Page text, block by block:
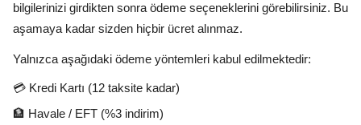
bilgilerinizi girdikten sonra ödeme seçeneklerini görebilirsiniz. Bu
aşamaya kadar sizden hiçbir ücret alınmaz.
Yalnızca aşağıdaki ödeme yöntemleri kabul edilmektedir:
💳 Kredi Kartı (12 taksite kadar)
🏦 Havale / EFT (%3 indirim)